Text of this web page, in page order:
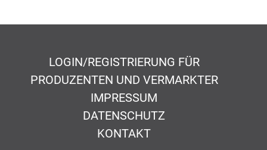
LOGIN/REGISTRIERUNG FÜR
PRODUZENTEN UND VERMARKTER
IMPRESSUM
DATENSCHUTZ
KONTAKT